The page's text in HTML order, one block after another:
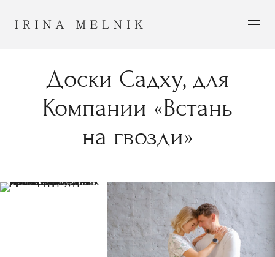
Доски Садху, для
Компании «Встань
на гвозди»